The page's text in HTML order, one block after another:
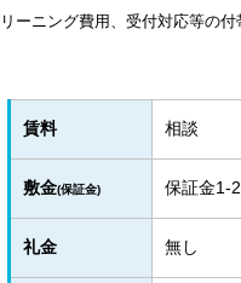
ニング費用、受付対応等の付
賃料 相談
敷金(保証金) 保証金1-
礼金 無し